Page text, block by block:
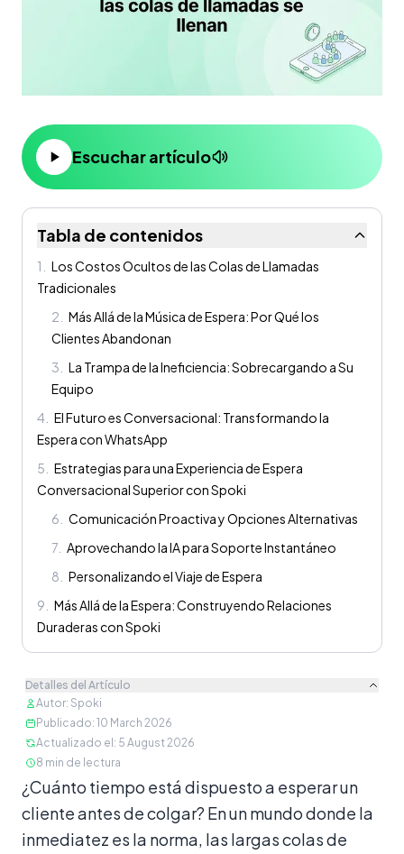
Escuchar artículo
Tabla de contenidos
1
Los Costos Ocultos de las Colas de Llamadas
Tradicionales
2
Más Allá de la Música de Espera: Por Qué los
Clientes Abandonan
3
La Trampa de la Ineficiencia: Sobrecargando a Su
Equipo
4
El Futuro es Conversacional: Transformando la
Espera con WhatsApp
5
Estrategias para una Experiencia de Espera
Conversacional Superior con Spoki
6
Comunicación Proactiva y Opciones Alternativas
7 Aprovechando la IA para Soporte Instantáneo
8
Personalizando el Viaje de Espera
9
Más Allá de la Espera: Construyendo Relaciones
Duraderas con Spoki
Detalles del Artículo
Autor: Spoki
Publicado: 10 March 2026
Actualizado el : 5 August 2026
8 min de lectura
Contenido
¿Cuánto tiempo está dispuesto a esperar un
cliente antes de colgar? En un mundo donde la
inmediatez es la norma, las largas colas de